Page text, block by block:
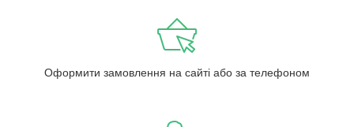
Оформити замовлення на сайті або за телефоном